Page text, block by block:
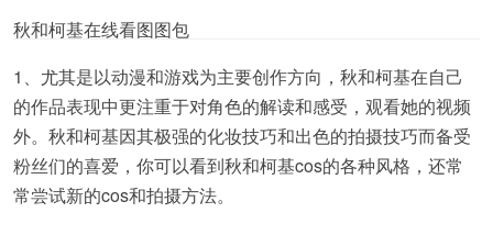
秋和柯基在线看图图包
1、尤其是以动漫和游戏为主要创作方向，秋和柯基在自己
的作品表现中更注重于对角色的解读和感受，观看她的视频
外。秋和柯基因其极强的化妆技巧和出色的拍摄技巧而备受
粉丝们的喜爱，你可以看到秋和柯基cos的各种风格，还常
常尝试新的cos和拍摄方法。